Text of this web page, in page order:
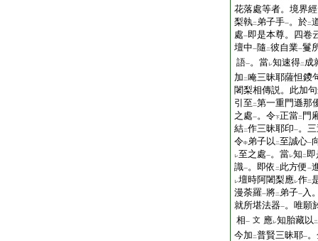
花落處等者。境界
梨執二 弟子手一。於二
處一即是本尊。四卷
壇中一隨 二彼自業一鬘
語一。當レ知速得二 成
加 二唵三昧耶薩怛鑁
闍梨相傳説。此加
引至 二第一重門遜那
之處一。令下正當二 門
結二作三昧耶印一。
令中弟子以 二至誠心一
レ至之處一。當レ知 二
識一。即依 二 此方便 一
レ壇時阿闍梨應レ作二
漫荼羅一將二 弟子一 入
就所堪法器一。唯願
相一 文 應レ知胎藏以 二
今加 二普賢三昧耶一